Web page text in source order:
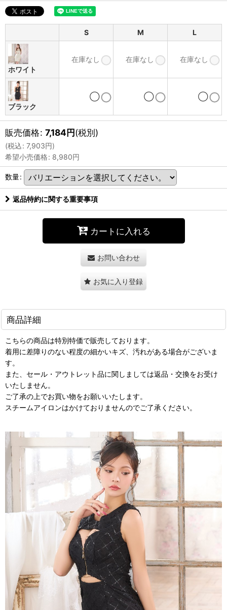
S M L
ホワイト
在庫なし 在庫なし 在庫なし
ブラック
◯ ◯ ◯
販売価格: 7,184円(税別)
(税込: 7,903円)
希望小売価格: 8,980円
数量:
返品特約に関する重要事項
カートに入れる
お問い合わせ
お気に入り登録
商品詳細
こちらの商品は特別特価で販売しております。
着用に差障りのない程度の細かいキズ、汚れがある場合がございま
す。
また、セール・アウトレット品に関しましては返品・交換をお受け
いたしません。
ご了承の上でお買い物をお願いいたします。
スチームアイロンはかけておりませんのでご了承ください。